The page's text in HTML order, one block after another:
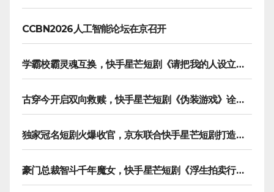
CCBN2026人工智能论坛在京召开
学霸校霸灵魂互换，快手星芒短剧《请把我的人设立住》笑泪齐飞
古穿今开启双向救赎，快手星芒短剧《伪装游戏》诠释热血青春友谊
独家冠名短剧火爆收官，京东联合快手星芒短剧打造双11营销范本
豪门总裁智斗千年魔女，快手星芒短剧《浮生拍卖行》奇幻元素拉满